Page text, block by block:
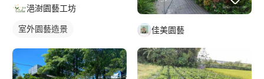
浥澍園藝工坊
室外園藝造景 佳美園藝